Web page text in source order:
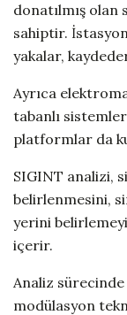
donatılmış
sahiptir.
yakalar,
Ayrıca
tabanlı
platformlar da
SIGINT analizi,
belirlenmesini,
yerini
içerir.
Analiz
modülasyon